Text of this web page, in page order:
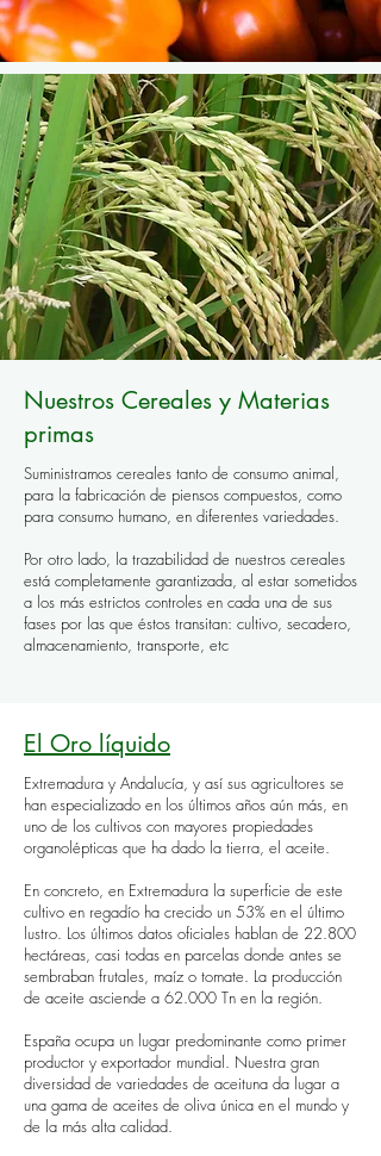
Nuestros Cereales y Materias
primas
Suministramos cereales tanto de consumo animal,
para la fabricación de piensos compuestos, como
para consumo humano, en diferentes variedades.
Por otro lado, la trazabilidad de nuestros cereales
está completamente garantizada, al estar sometidos
a los más estrictos controles en cada una de sus
fases por las que éstos transitan: cultivo, secadero,
almacenamiento, transporte, etc
El Oro líquido
Extremadura y Andalucía, y así sus agricultores se
han especializado en los últimos años aún más, en
uno de los cultivos con mayores propiedades
organolépticas que ha dado la tierra, el aceite.
En concreto, en Extremadura la superficie de este
cultivo en regadío ha crecido un 53% en el último
lustro. Los últimos datos oficiales hablan de 22.800
hectáreas, casi todas en parcelas donde antes se
sembraban frutales, maíz o tomate. La producción
de aceite asciende a 62.000 Tn en la región.​
España ocupa un lugar predominante como primer
productor y exportador mundial. Nuestra gran
diversidad de variedades de aceituna da lugar a
una gama de aceites de oliva única en el mundo y
de la más alta calidad.